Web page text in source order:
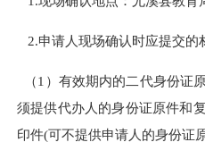
2.申请人现场确认时应提交的
（1）有效期内的二代身份证
须提供代办人的身份证原件和
印件(可不提供申请人的身份证